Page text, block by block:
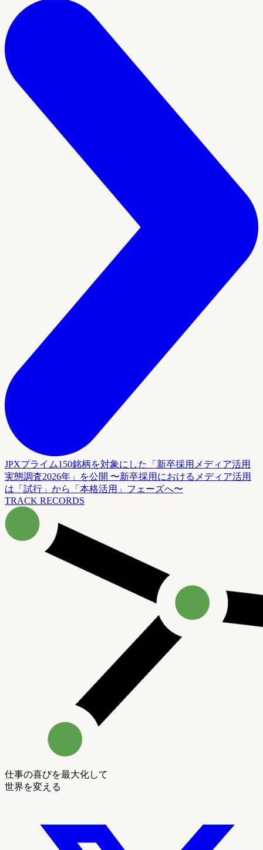
JPXプライム150銘柄を対象にした「新卒採用メディア活用
実態調査2026年」を公開 〜新卒採用におけるメディア活用
は「試行」から「本格活用」フェーズへ〜
TRACK RECORDS
仕事の喜びを最大化して
世界を変える